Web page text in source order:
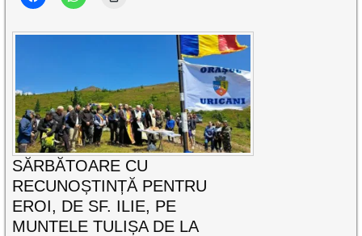
SĂRBĂTOARE CU
RECUNOȘTINȚĂ PENTRU
EROI, DE SF. ILIE, PE
MUNTELE TULIȘA DE LA